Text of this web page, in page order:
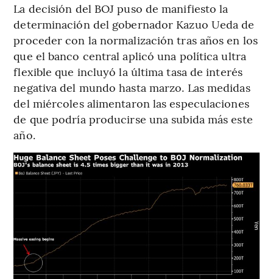
La decisión del BOJ puso de manifiesto la
determinación del gobernador Kazuo Ueda de
proceder con la normalización tras años en los
que el banco central aplicó una política ultra
flexible que incluyó la última tasa de interés
negativa del mundo hasta marzo. Las medidas
del miércoles alimentaron las especulaciones
de que podría producirse una subida más este
año.